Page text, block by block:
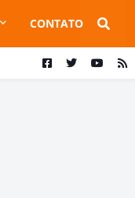
CONTATO